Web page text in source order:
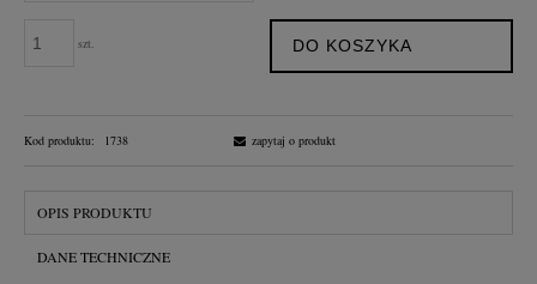
szt. DO KOSZYKA
Kod produktu: 1738 zapytaj o produkt
OPIS PRODUKTU
DANE TECHNICZNE